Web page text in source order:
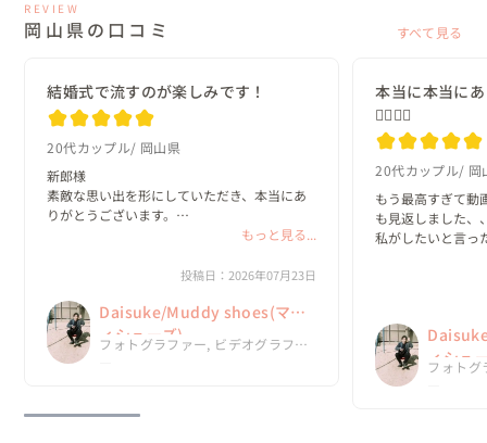
REVIEW
岡山県の口コミ すべて見る
結婚式で流すのが楽しみです！
20代カップル 岡山県
新郎様
素敵な思い出を形にしていただき、本当にあ
りがとうございます。
素敵すぎるムービーに仕上がっており、
ねと2人で話していました☺️
結婚式で流すのが楽しみです！
ありがとうございます😆
もっと見る...
投稿日：2026年07月23日
Daisuke/Muddy shoes(マデ
ィシューズ)
フォトグラファー, ビデオグラファ
本当に本当に
🙇‍♂️🙇‍♂️
20代カップル 岡
もう最高すぎて動
も見返しました、
私がしたいと言っ
ィシュ
フォトグ